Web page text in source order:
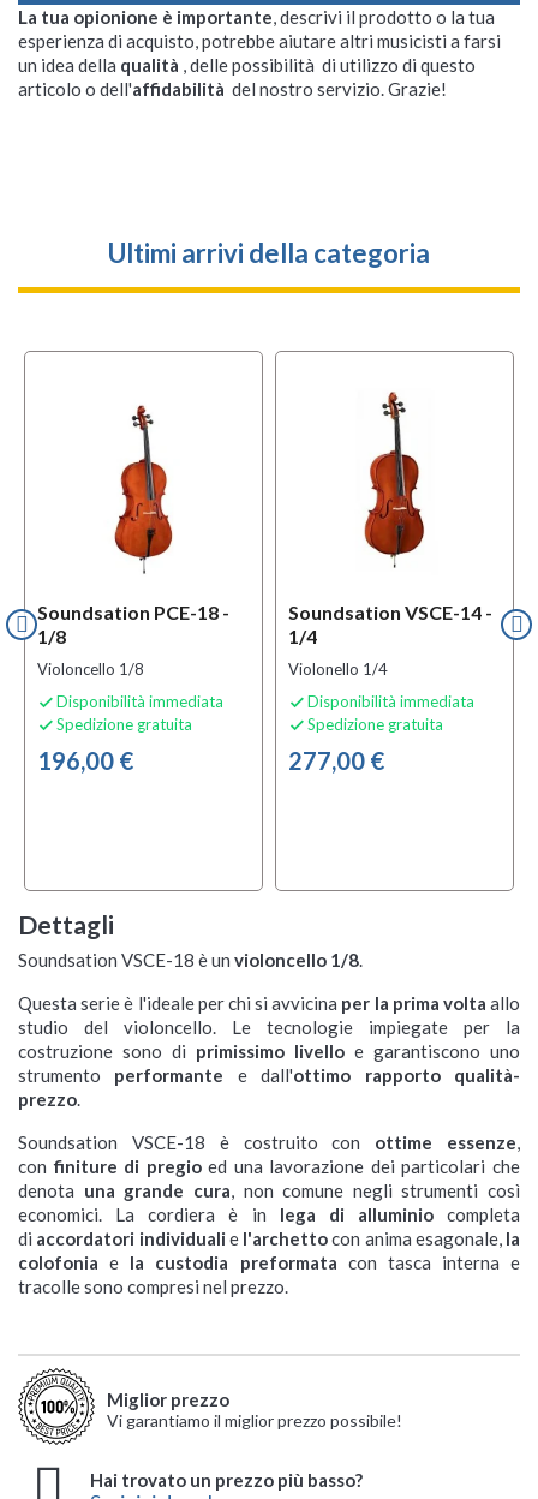
La tua opionione è importante, descrivi il prodotto o la tua
esperienza di acquisto, potrebbe aiutare altri musicisti a farsi
un idea della qualità , delle possibilità di utilizzo di questo
articolo o dell'affidabilità del nostro servizio. Grazie!
Ultimi arrivi della categoria
Soundsation PCE-18 -
1/8
Violoncello 1/8
 Disponibilità immediata
 Spedizione gratuita
196,00 €
Soundsation VSCE-14 -
1/4
Violonello 1/4
 Disponibilità immediata
 Spedizione gratuita
277,00 €
Dettagli
Soundsation VSCE-18 è un violoncello 1/8.
Questa serie è l'ideale per chi si avvicina per la prima volta allo
studio del violoncello. Le tecnologie impiegate per la
costruzione sono di primissimo livello e garantiscono uno
strumento performante e dall'ottimo rapporto qualità-
prezzo.
Soundsation VSCE-18 è costruito con ottime essenze,
confiniture di pregioed una lavorazione dei particolari che
denota una grande cura, non comune negli strumenti così
economici. La cordiera è in lega di alluminiocompleta
di accordatori individuali e l'archettocon anima esagonale, la
colofonia e la custodia preformata con tasca interna e
tracolle sono compresi nel prezzo.
Miglior prezzo
Vi garantiamo il miglior prezzo possibile!
Hai trovato un prezzo più basso?